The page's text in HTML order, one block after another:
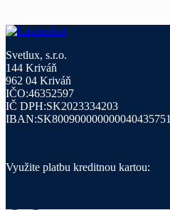
Svetlux, s.r.o.
144 Kriváň
962 04 Kriváň
IČO:46352597
IČ DPH:SK2023334203
Využite platbu kreditnou kartou: